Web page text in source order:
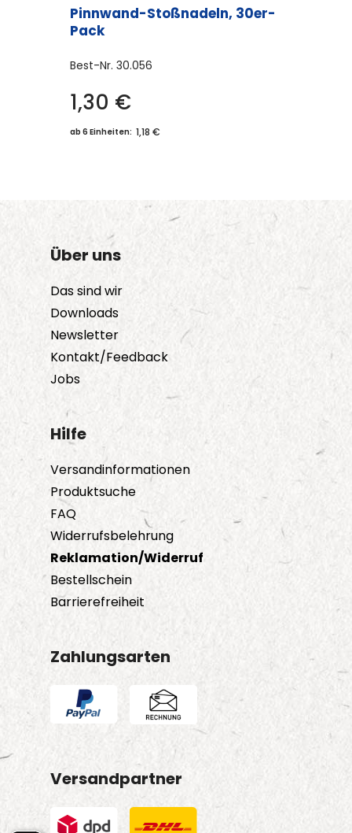
Pinnwand-Stoßnadeln, 30er-
Pack
Best-Nr. 30.056
1,30 €
ab 6 Einheiten: 1,18 €
Über uns
Das sind wir
Downloads
Newsletter
Kontakt/Feedback
Jobs
Hilfe
Versandinformationen
Produktsuche
FAQ
Widerrufsbelehrung
Reklamation/Widerruf
Bestellschein
Barrierefreiheit
Zahlungsarten
Versandpartner